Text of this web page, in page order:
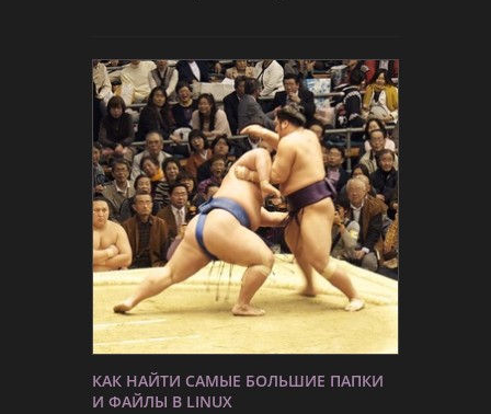
КАК НАЙТИ САМЫЕ БОЛЬШИЕ ПАПКИ
И ФАЙЛЫ В LINUX